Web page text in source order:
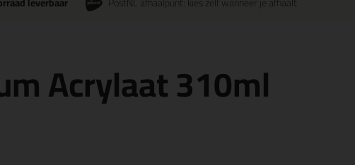
Acrylaat 310ml